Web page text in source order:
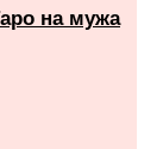
на мужа